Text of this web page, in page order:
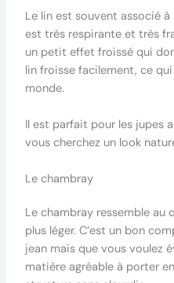
Le lin est souvent associé
est très respirante et très
un petit effet froissé qui
lin froisse facilement, ce
monde.
Il est parfait pour les jupes
vous cherchez un look
Le chambray
Le chambray ressemble au
plus léger. C’est un bon
jean mais que vous voulez
matière agréable à porter